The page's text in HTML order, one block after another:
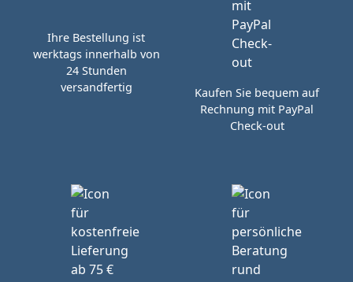
Ihre Bestellung ist
werktags innerhalb von
24 Stunden
versandfertig
Kaufen Sie bequem auf
Rechnung mit PayPal
Check-out